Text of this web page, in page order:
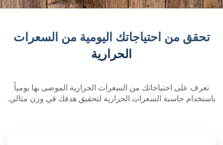
تحقق من احتياجاتك اليومية من السعرات
الحرارية
تعرف على احتياجاتك من السعرات الحرارية الموصى بها يومياً
باستخدام حاسبة السعرات الحرارية لتحقيق هدفك في وزن مثالي.